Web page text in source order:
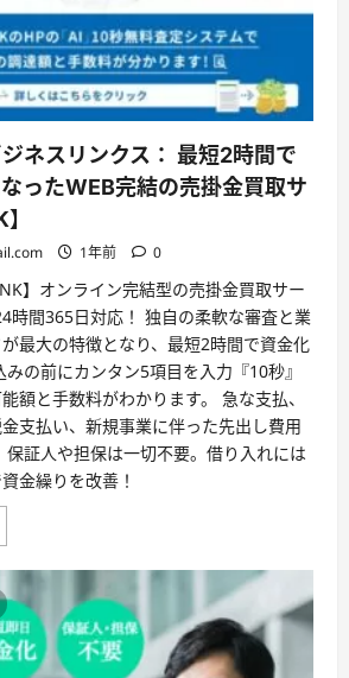
ネスリンクス： 最短2時間で
ったWEB完結の売掛金買取サ
1年前 0
】オンライン完結型の売掛金買取サー
時間365日対応！ 独自の柔軟な審査と業
最大の特徴となり、最短2時間で資金化
の前にカンタン5項目を入力『10秒』
額と手数料がわかります。 急な支払、
支払い、新規事業に伴った先出し費用
証人や担保は一切不要。借り入れには
金繰りを改善！